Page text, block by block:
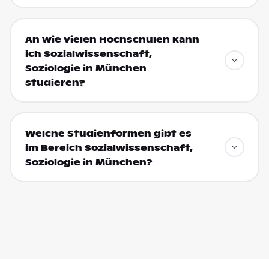
An wie vielen Hochschulen kann
ich Sozialwissenschaft,
Soziologie in München
studieren?
Welche Studienformen gibt es
im Bereich Sozialwissenschaft,
Soziologie in München?